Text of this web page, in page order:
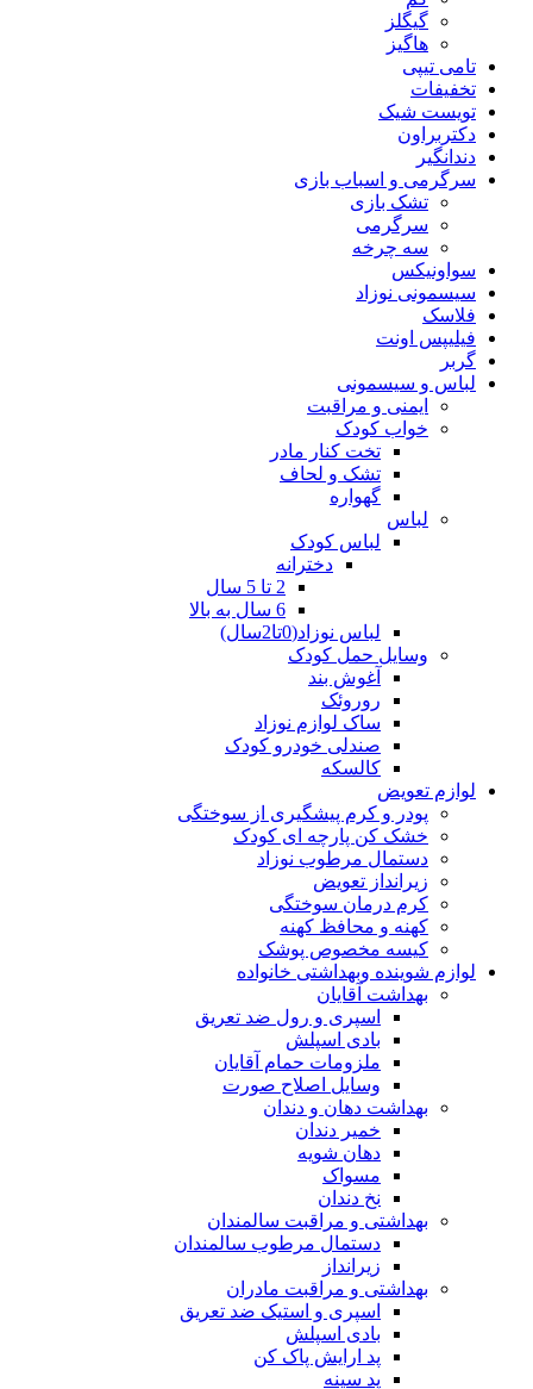
گیگلز
هاگیز
تامی تیپی
تخفیفات
تویست شیک
دکتربراون
دندانگیر
سرگرمی و اسباب بازی
تشک بازی
سرگرمی
سه چرخه
سواونیکس
سیسمونی نوزاد
فلاسک
فیلیپس اونت
گربر
لباس و سیسمونی
ایمنی و مراقبت
خواب کودک
تخت کنار مادر
تشک و لحاف
گهواره
لباس
لباس کودک
دخترانه
2 تا 5 سال
6 سال به بالا
لباس نوزاد(0تا2سال)
وسایل حمل کودک
آغوش بند
روروئک
ساک لوازم نوزاد
صندلی خودرو کودک
کالسکه
لوازم تعویض
پودر و کرم پیشگیری از سوختگی
خشک کن پارچه ای کودک
دستمال مرطوب نوزاد
زیرانداز تعویض
کرم درمان سوختگی
کهنه و محافظ کهنه
کیسه مخصوص پوشک
لوازم شوینده وبهداشتی خانواده
بهداشت آقایان
اسپری و رول ضد تعریق
بادی اسپلش
ملزومات حمام آقایان
وسایل اصلاح صورت
بهداشت دهان و دندان
خمیر دندان
دهان شویه
مسواک
نخ دندان
بهداشتی و مراقبت سالمندان
دستمال مرطوب سالمندان
زیرانداز
بهداشتی و مراقبت مادران
اسپری و استیک ضد تعریق
بادی اسپلش
پد ارایش پاک کن
پد سینه